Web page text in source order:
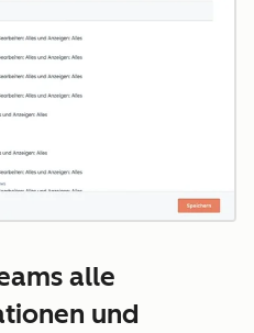
alle
und